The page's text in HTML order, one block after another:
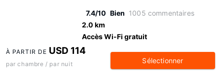
7.4/10 Bien 1005 commentaires
2.0 km
Accès Wi-Fi gratuit
À PARTIR DE USD 114
par chambre / par nuit Sélectionner